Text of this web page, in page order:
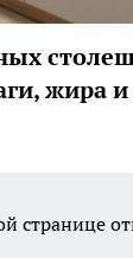
жира
странице